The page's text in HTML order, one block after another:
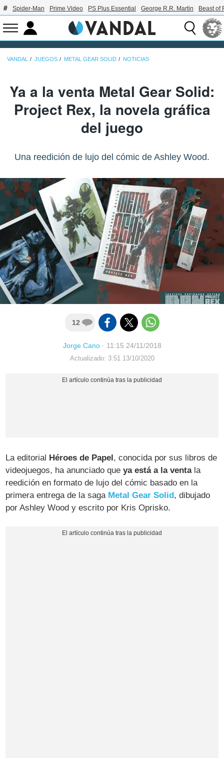
Spider-Man Prime Video PS Plus Essential George R.R. Martin Beast of
VANDAL JUEGOS METAL GEAR SOLID NOTICIAS
Ya a la venta Metal Gear Solid:
Project Rex, la novela gráfica
del juego
Una reedición de lujo del cómic de Ashley Wood.
12
Jorge Cano· 11:15 24/11/2018
Actualizado: 3:51 13/10/2020
La editorial Héroes de Papel, conocida por sus libros de
videojuegos, ha anunciado queya está a la ventala
reedición en formato de lujo del cómic basado en la
primera entrega de la saga Metal Gear Solid, dibujado
por Ashley Wood y escrito por Kris Oprisko.